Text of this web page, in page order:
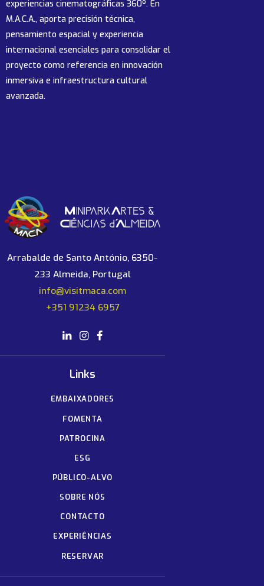
experiencias cinematográficas 360º. En
M.A.C.A., aporta precisión técnica,
pensamiento espacial y experiencia
internacional esenciales para consolidar el
proyecto como referencia en innovación
inmersiva e infraestructura cultural
avanzada.
Arrabalde de Santo António, 6350-
233 Almeida, Portugal
info@visitmaca.com
+351 91234 6957
Links
EMBAIXADORES
FOMENTA
PATROCINA
ESG
PÚBLICO-ALVO
SOBRE NÓS
CONTACTO
EXPERIÊNCIAS
RESERVAR